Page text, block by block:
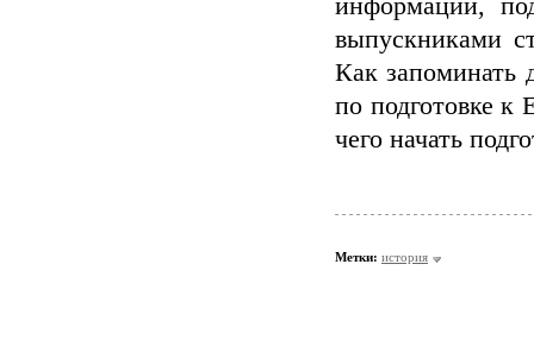
информации,
выпускниками
Как запоминать
по подготовке
чего начать
Метки: история